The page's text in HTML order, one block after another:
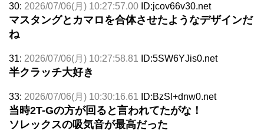
30: 2026/07/06(月) 10:27:57.00 ID:jcov66v30.net
マスタングとカマロを合体させたようなデザインだ
ね
31: 2026/07/06(月) 10:27:58.81 ID:5SW6YJis0.net
半クラッチ大好き
33: 2026/07/06(月) 10:30:16.61 ID:BzSl+dnw0.net
当時2T-Gの方が回ると言われてたがな！
ソレックスの吸気音が最高だった